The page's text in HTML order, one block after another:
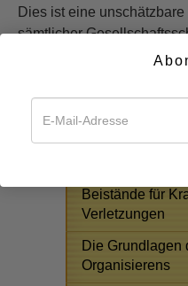
Dies ist eine
sämtlicher
Antworten auf
Beistände für
Verletzungen
Die Grundlagen
Organisierens